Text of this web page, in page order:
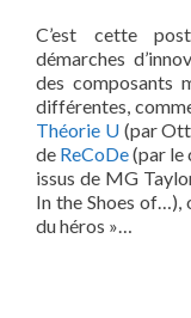
C’est cette
démarches
des composants
différentes,
Théorie U(par
de ReCoDe(par
issus de MG
In the Shoes of…),
du héros »…